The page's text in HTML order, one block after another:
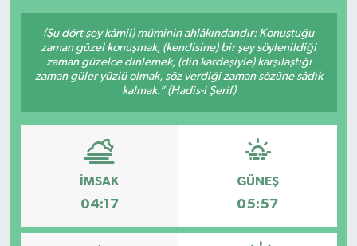
(Şu dört şey kâmil) müminin ahlâkındandır: Konuştuğu
zaman güzel konuşmak, (kendisine) bir şey söylenildiği
zaman güzelce dinlemek, (din kardeşiyle) karşılaştığı
zaman güler yüzlü olmak, söz verdiği zaman sözüne sâdık
kalmak.” (Hadis-i Şerif)
İMSAK
04:17
GÜNEŞ
05:57